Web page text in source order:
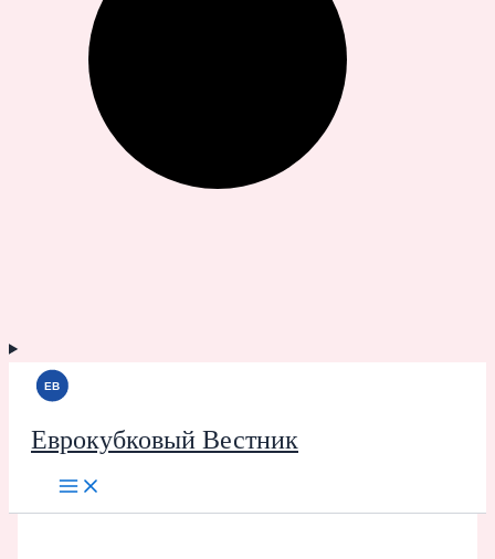
Еврокубковый Вестник